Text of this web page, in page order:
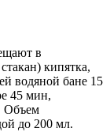
в
кипятка,
водяной бане 15
45 мин,
Объем
до 200 мл.